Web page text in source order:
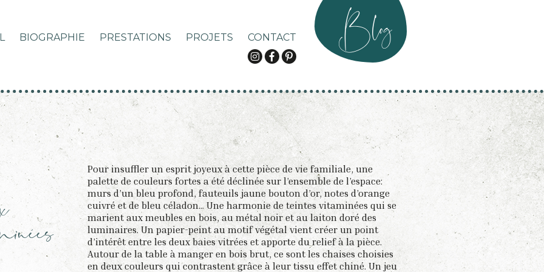
BIOGRAPHIE PRESTATIONS PROJETS CONTACT Blog
Pour insuffler un esprit joyeux à cette pièce de vie familiale, une
palette de couleurs fortes a été déclinée sur l’ensemble de l’espace:
murs d’un bleu profond, fauteuils jaune bouton d’or, notes d’orange
cuivré et de bleu céladon… Une harmonie de teintes vitaminées qui se
marient aux meubles en bois, au métal noir et au laiton doré des
luminaires. Un papier-peint au motif végétal vient créer un point
d’intérêt entre les deux baies vitrées et apporte du relief à la pièce.
Autour de la table à manger en bois brut, ce sont les chaises choisies
en deux couleurs qui contrastent grâce à leur tissu effet chiné. Un jeu